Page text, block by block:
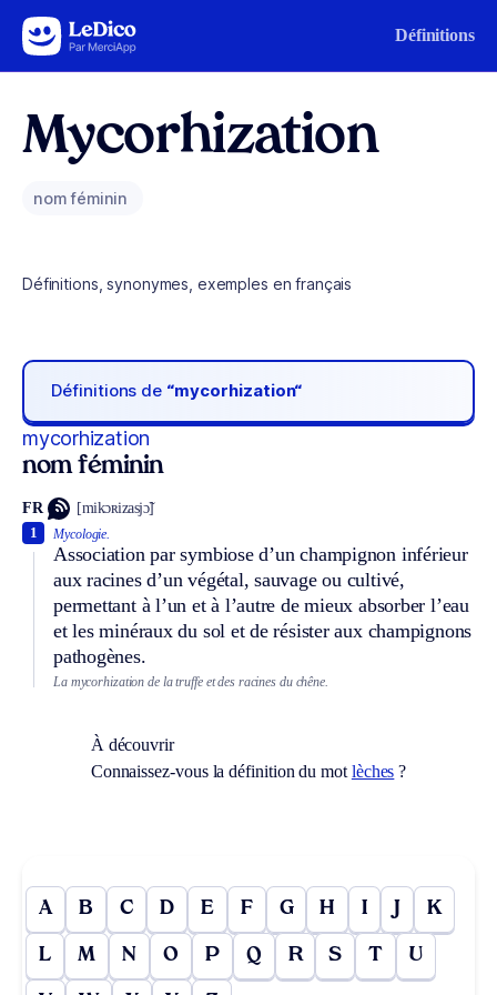
Aller au contenu Définitions
Mycorhization
nom féminin
Définitions, synonymes, exemples en français
Définitions de “mycorhization“
mycorhization
nom féminin
FR [mikɔʀizasjɔ̃]
Mycologie.
Association par symbiose d’un champignon inférieur
aux racines d’un végétal, sauvage ou cultivé,
permettant à l’un et à l’autre de mieux absorber l’eau
et les minéraux du sol et de résister aux champignons
pathogènes.
1
La mycorhization de la truffe et des racines du chêne.
À découvrir
Connaissez-vous la définition du mot lèches ?
A B C D E F G H I J K
L M N O P Q R S T U